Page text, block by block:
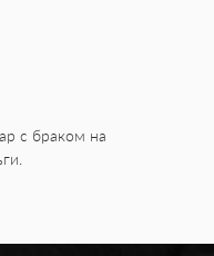
с браком на